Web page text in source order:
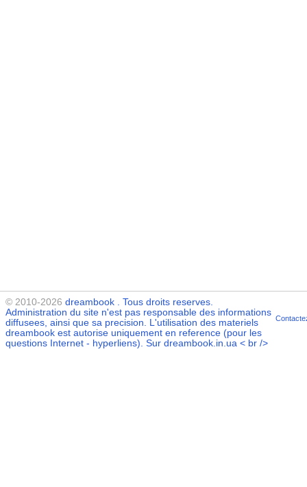
© 2010-2026 dreambook . Tous droits reserves.
Administration du site n'est pas responsable des informations
diffusees, ainsi que sa precision. L'utilisation des materiels
dreambook est autorise uniquement en reference (pour les
questions Internet - hyperliens). Sur dreambook.in.ua < br />